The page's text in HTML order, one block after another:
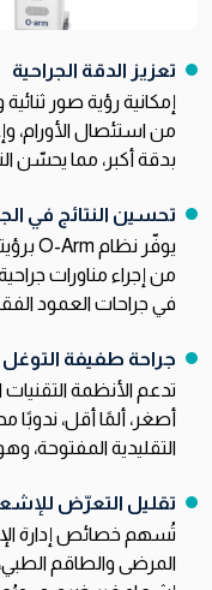
تعزيز الدقة الجراحية
إمكانية رؤية صور ثنائية
من استئصال الأورام،
بدقة أكبر، مما يحسّن
تحسين النتائج في
من إجراء مناورات
في جراحات العمود
جراحة طفيفة التوغل
تدعم الأنظمة
أصغر، ألمًا أقل، ندوبًا
التقليدية المفتوحة،
تقليل التعرّض
تُسهم خصائص إدارة
المرضى والطاقم